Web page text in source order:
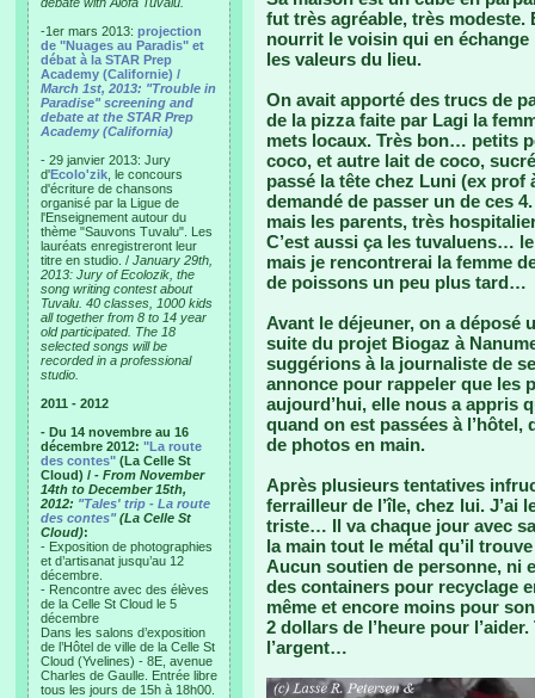
-1er mars 2013: projection
de "Nuages au Paradis" et
débat à la STAR Prep
Academy (Californie) /
March 1st, 2013: "Trouble in
Paradise" screening and
debate at the STAR Prep
Academy (California)
- 29 janvier 2013: Jury
d'Ecolo'zik , le concours
d'écriture de chansons
organisé par la Ligue de
l'Enseignement autour du
thème "Sauvons Tuvalu". Les
lauréats enregistreront leur
titre en studio. / January 29th,
2013: Jury of Ecolozik, the
song writing contest about
Tuvalu. 40 classes, 1000 kids
all together from 8 to 14 year
old participated. The 18
selected songs will be
recorded in a professional
studio.
2011 - 2012
- Du 14 novembre au 16
décembre 2012: "La route
des contes" (La Celle St
Cloud) / - From November
14th to December 15th,
2012: "Tales' trip - La route
des contes"(La Celle St
Cloud):
- Exposition de photographies
et d’artisanat jusqu’au 12
décembre.
- Rencontre avec des élèves
de la Celle St Cloud le 5
décembre
Dans les salons d’exposition
de l’Hôtel de ville de la Celle St
Cloud (Yvelines) - 8E, avenue
Charles de Gaulle. Entrée libre
tous les jours de 15h à 18h00.
fut très agréable, très modeste.
nourrit le voisin qui en échange
les valeurs du lieu.
On avait apporté des trucs de
de la pizza faite par Lagi la
mets locaux. Très bon… petits
coco, et autre lait de coco,
passé la tête chez Luni (ex prof
demandé de passer un de ces
mais les parents, très
C’est aussi ça les tuvaluens…
mais je rencontrerai la femme
de poissons un peu plus tard…
Avant le déjeuner, on a déposé
suite du projet Biogaz à
suggérions à la journaliste de
annonce pour rappeler que les
aujourd’hui, elle nous a appris
quand on est passées à
de photos en main.
Après plusieurs tentatives
ferrailleur de l’île, chez lui. J’ai
triste… Il va chaque jour avec
la main tout le métal qu’il
Aucun soutien de personne, ni
des containers pour recyclage
même et encore moins pour
2 dollars de l’heure pour
l’argent…